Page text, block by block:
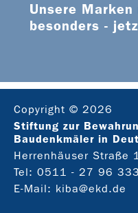
Unsere
besonders -
Copyright © 2026
Stiftung zur
Baudenkmäler in
Herrenhäuser Straße
Tel: 0511 - 27 96 333
E-Mail: kiba@ekd.de